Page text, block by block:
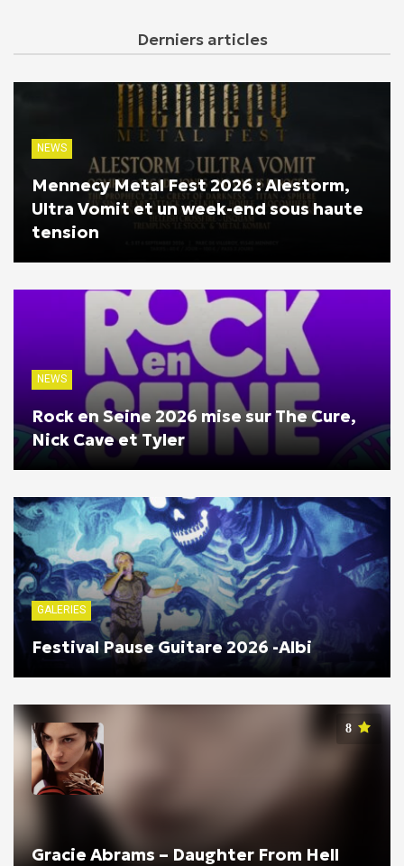
Derniers articles
NEWS
Mennecy Metal Fest 2026 : Alestorm,
Ultra Vomit et un week-end sous haute
tension
NEWS
Rock en Seine 2026 mise sur The Cure,
Nick Cave et Tyler
GALERIES
Festival Pause Guitare 2026 -Albi
8
Gracie Abrams – Daughter From Hell